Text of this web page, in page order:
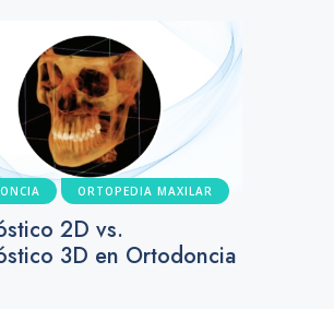
ORTOPEDIA MAXILAR
2D vs.
3D en Ortodoncia